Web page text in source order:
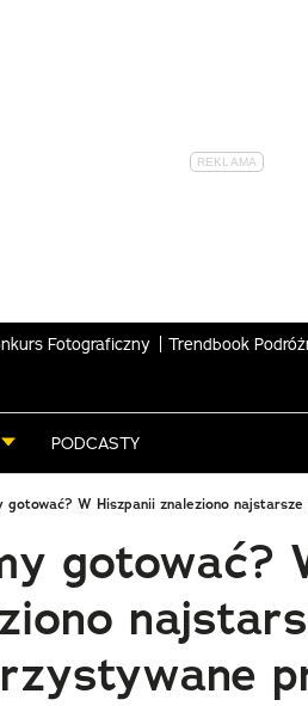
Fotograficzny Trendbook
PODCASTY
gotować? W Hiszpanii znaleziono
gotować?